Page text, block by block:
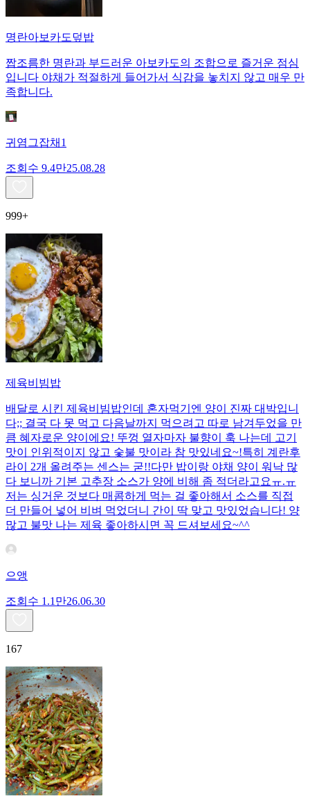
명란아보카도덮밥
짭조름한 명란과 부드러운 아보카도의 조합으로 즐거운 점심
입니다 야채가 적절하게 들어가서 식감을 놓치지 않고 매우 만
족합니다.
귀염그잡채1
조회수 9.4만25.08.28
999+
제육비빔밥
배달로 시킨 제육비빔밥인데 혼자먹기엔 양이 진짜 대박입니
다;; 결국 다 못 먹고 다음날까지 먹으려고 따로 남겨두었을 만
큼 혜자로운 양이에요! 뚜껑 열자마자 불향이 훅 나는데 고기
맛이 인위적이지 않고 숯불 맛이라 참 맛있네요~!특히 계란후
라이 2개 올려주는 센스는 굳!! ​다만 밥이랑 야채 양이 워낙 많
다 보니까 기본 고추장 소스가 양에 비해 좀 적더라고요ㅠ.ㅠ
저는 싱거운 것보다 매콤하게 먹는 걸 좋아해서 소스를 직접
더 만들어 넣어 비벼 먹었더니 간이 딱 맞고 맛있었습니다! 양
많고 불맛 나는 제육 좋아하시면 꼭 드셔보세요~^^
으앵
조회수 1.1만26.06.30
167